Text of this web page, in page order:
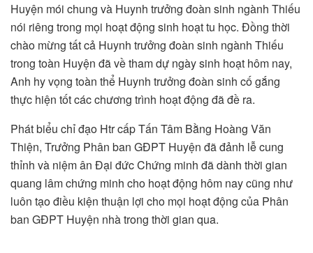
Huyện mói chung và Huynh trưởng đoàn sinh ngành Thiếu
nói riêng trong mọi hoạt động sinh hoạt tu học. Đồng thời
chào mừng tất cả Huynh trưởng đoàn sinh ngành Thiếu
trong toàn Huyện đã về tham dự ngày sinh hoạt hôm nay,
Anh hy vọng toàn thể Huynh trưởng đoàn sinh cố gắng
thực hiện tốt các chương trình hoạt động đã đề ra.
Phát biểu chỉ đạo Htr cấp Tấn Tâm Bằng Hoàng Văn
Thiện, Trưởng Phân ban GĐPT Huyện đã đảnh lễ cung
thỉnh và niệm ân Đại đức Chứng minh đã dành thời gian
quang lâm chứng minh cho hoạt động hôm nay cũng như
luôn tạo điều kiện thuận lợi cho mọi hoạt động của Phân
ban GĐPT Huyện nhà trong thời gian qua.